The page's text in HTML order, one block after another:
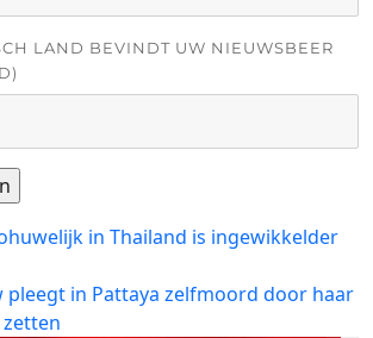
LAND BEVINDT UW NIEUWSBEER
in Thailand is ingewikkelder
pleegt in Pattaya zelfmoord door haar